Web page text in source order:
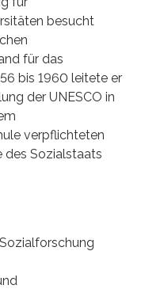
besucht
für das
bis 1960 leitete er
der UNESCO in
verpflichteten
des Sozialstaats